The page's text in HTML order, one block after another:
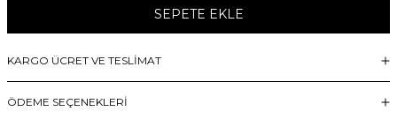
SEPETE EKLE
KARGO ÜCRET VE TESLİMAT
ÖDEME SEÇENEKLERI